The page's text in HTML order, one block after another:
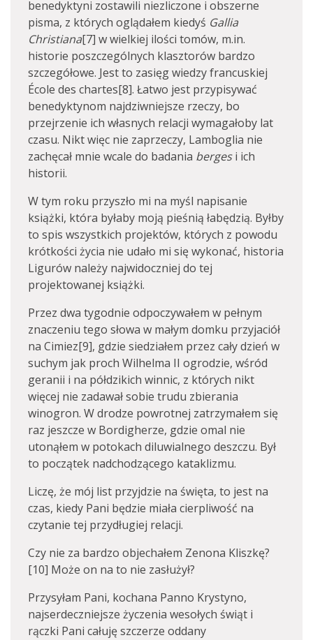
benedyktyni zostawili niezliczone i obszerne
pisma, z których oglądałem kiedyś Gallia
Christiana[7] w wielkiej ilości tomów, m.in.
historie poszczególnych klasztorów bardzo
szczegółowe. Jest to zasięg wiedzy francuskiej
École des chartes[8]. Łatwo jest przypisywać
benedyktynom najdziwniejsze rzeczy, bo
przejrzenie ich własnych relacji wymagałoby lat
czasu. Nikt więc nie zaprzeczy, Lamboglia nie
zachęcał mnie wcale do badania bergesi ich
historii.
W tym roku przyszło mi na myśl napisanie
książki, która byłaby moją pieśnią łabędzią. Byłby
to spis wszystkich projektów, których z powodu
krótkości życia nie udało mi się wykonać, historia
Ligurów należy najwidoczniej do tej
projektowanej książki.
Przez dwa tygodnie odpoczywałem w pełnym
znaczeniu tego słowa w małym domku przyjaciół
na Cimiez[9], gdzie siedziałem przez cały dzień w
suchym jak proch Wilhelma II ogrodzie, wśród
geranii i na półdzikich winnic, z których nikt
więcej nie zadawał sobie trudu zbierania
winogron. W drodze powrotnej zatrzymałem się
raz jeszcze w Bordigherze, gdzie omal nie
utonąłem w potokach diluwialnego deszczu. Był
to początek nadchodzącego kataklizmu.
Liczę, że mój list przyjdzie na święta, to jest na
czas, kiedy Pani będzie miała cierpliwość na
czytanie tej przydługiej relacji.
Czy nie za bardzo objechałem Zenona Kliszkę?
[10] Może on na to nie zasłużył?
Przysyłam Pani, kochana Panno Krystyno,
najserdeczniejsze życzenia wesołych świąt i
rączki Pani całuję szczerze oddany